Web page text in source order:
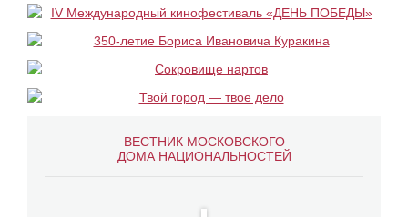
ВЕСТНИК МОСКОВСКОГО
ДОМА НАЦИОНАЛЬНОСТЕЙ